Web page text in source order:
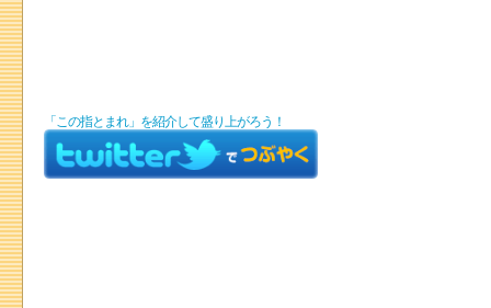
「この指とまれ」を紹介して盛り上がろう！